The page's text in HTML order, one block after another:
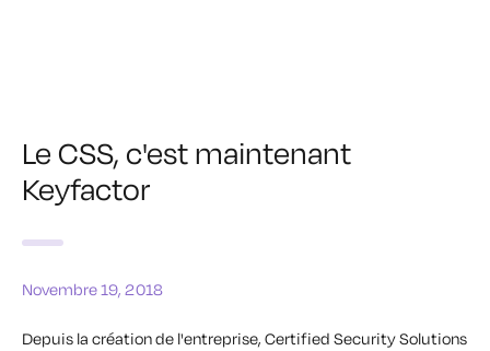
Le CSS, c'est maintenant
Keyfactor
Novembre 19, 2018
Depuis la création de l'entreprise, Certified Security Solutions